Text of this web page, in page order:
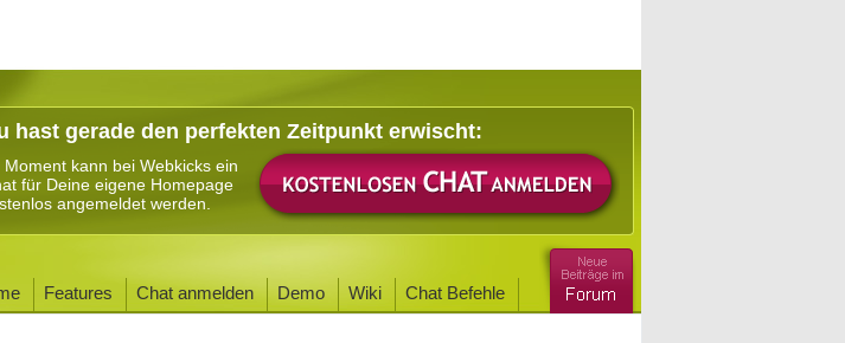
hast gerade den perfekten Zeitpunkt erwischt:
Moment kann bei Webkicks ein
für Deine eigene Homepage
angemeldet werden.
Features Chat anmelden Demo Wiki Chat Befehle